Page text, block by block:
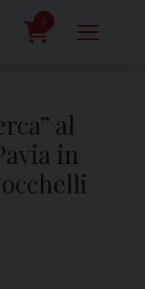
0
al
in